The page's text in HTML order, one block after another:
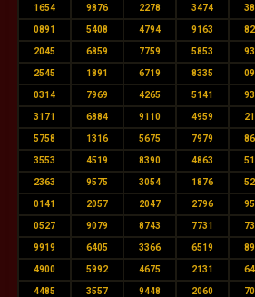
1654 9876 2278 3474
0891 5408 4794 9163
2045 6859 7759 5853
2545 1891 6719 8335
0314 7969 4265 5141
3171 6884 9110 4959
5758 1316 5675 7979
3553 4519 8390 4863
2363 9575 3054 1876
0141 2057 2047 2796
0527 9079 8743 7731
9919 6405 3366 6519
4900 5992 4675 2131
4485 3557 9448 2060